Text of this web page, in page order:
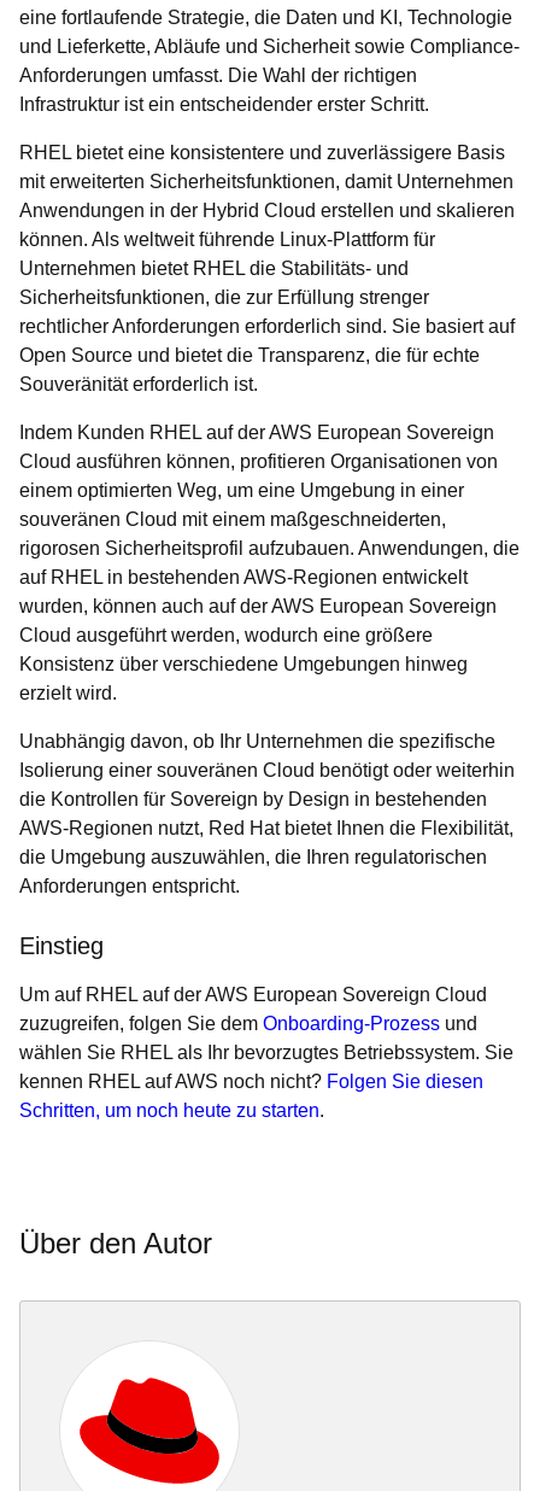
eine fortlaufende Strategie, die Daten und KI, Technologie
und Lieferkette, Abläufe und Sicherheit sowie Compliance-
Anforderungen umfasst. Die Wahl der richtigen
Infrastruktur ist ein entscheidender erster Schritt.
RHEL bietet eine konsistentere und zuverlässigere Basis
mit erweiterten Sicherheitsfunktionen, damit Unternehmen
Anwendungen in der Hybrid Cloud erstellen und skalieren
können. Als weltweit führende Linux-Plattform für
Unternehmen bietet RHEL die Stabilitäts- und
Sicherheitsfunktionen, die zur Erfüllung strenger
rechtlicher Anforderungen erforderlich sind. Sie basiert auf
Open Source und bietet die Transparenz, die für echte
Souveränität erforderlich ist.
Indem Kunden RHEL auf der AWS European Sovereign
Cloud ausführen können, profitieren Organisationen von
einem optimierten Weg, um eine Umgebung in einer
souveränen Cloud mit einem maßgeschneiderten,
rigorosen Sicherheitsprofil aufzubauen. Anwendungen, die
auf RHEL in bestehenden AWS-Regionen entwickelt
wurden, können auch auf der AWS European Sovereign
Cloud ausgeführt werden, wodurch eine größere
Konsistenz über verschiedene Umgebungen hinweg
erzielt wird.
Unabhängig davon, ob Ihr Unternehmen die spezifische
Isolierung einer souveränen Cloud benötigt oder weiterhin
die Kontrollen für Sovereign by Design in bestehenden
AWS-Regionen nutzt, Red Hat bietet Ihnen die Flexibilität,
die Umgebung auszuwählen, die Ihren regulatorischen
Anforderungen entspricht.
Einstieg
Um auf RHEL auf der AWS European Sovereign Cloud
zuzugreifen, folgen Sie dem Onboarding-Prozess und
wählen Sie RHEL als Ihr bevorzugtes Betriebssystem. Sie
kennen RHEL auf AWS noch nicht? Folgen Sie diesen
Schritten, um noch heute zu starten.
Über den Autor